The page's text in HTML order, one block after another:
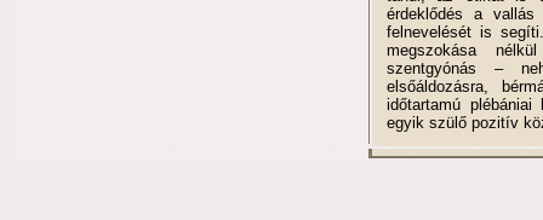
érdeklődés a
felnevelését is
megszokása
szentgyónás –
elsőáldozásra,
időtartamú
egyik szülő pozitív